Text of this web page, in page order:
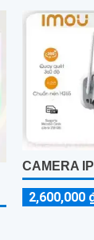
CAMERA
2,600,000